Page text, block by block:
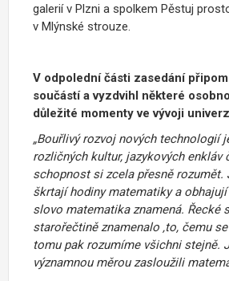
galerií v Plzni a spolkem Pěstuj
v Mlýnské strouze.
V odpolední části zasedání
součástí a vyzdvihl některé
důležité momenty ve vývoji
„Bouřlivý rozvoj nových technologií
rozličných kultur, jazykových
schopnost si zcela přesně
škrtají hodiny matematiky a
slovo matematika znamená. Řecké
starořečtině znamenalo ‚to, čemu
tomu pak rozumíme všichni stejně.
významnou měrou zasloužili